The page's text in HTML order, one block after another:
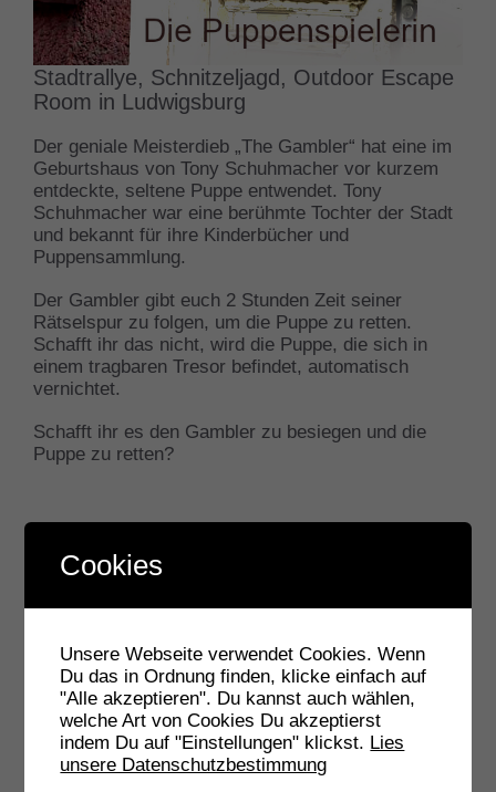
Stadtrallye, Schnitzeljagd, Outdoor Escape
Room in Ludwigsburg
Der geniale Meisterdieb „The Gambler“ hat eine im
Geburtshaus von Tony Schuhmacher vor kurzem
entdeckte, seltene Puppe entwendet. Tony
Schuhmacher war eine berühmte Tochter der Stadt
und bekannt für ihre Kinderbücher und
Puppensammlung.
Der Gambler gibt euch 2 Stunden Zeit seiner
Rätselspur zu folgen, um die Puppe zu retten.
Schafft ihr das nicht, wird die Puppe, die sich in
einem tragbaren Tresor befindet, automatisch
vernichtet.
Schafft ihr es den Gambler zu besiegen und die
Puppe zu retten?
Informationen zum Spiel:
Cookies
Unsere Webseite verwendet Cookies. Wenn
Du das in Ordnung finden, klicke einfach auf
"Alle akzeptieren". Du kannst auch wählen,
welche Art von Cookies Du akzeptierst
indem Du auf "Einstellungen" klickst. Lies
unsere Datenschutzbestimmung